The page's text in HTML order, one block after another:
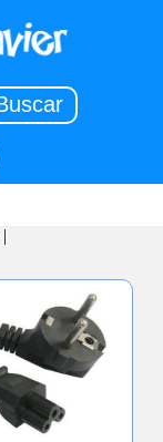
|